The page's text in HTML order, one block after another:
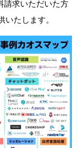
請求いただいた方
たします。